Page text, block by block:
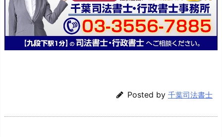
Posted by 千葉司法書士